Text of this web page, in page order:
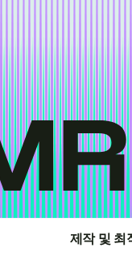
제작 및 최